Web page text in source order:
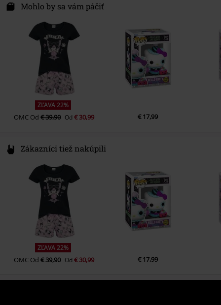
Dátum vydania
Walter-Gropius-Allee 1
68519 Viernheim
info@pyramideurope.de
Mohlo by sa vám páčiť
ZĽAVA 22%
OMC Od€ 39,90 Od€ 30,99 € 17,99
Zákazníci tiež nakúpili
ZĽAVA 22%
OMC Od€ 39,90 Od€ 30,99 € 17,99